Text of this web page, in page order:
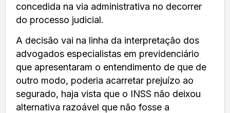
concedida na via administrativa no decorrer
do processo judicial.
A decisão vai na linha da interpretação dos
advogados especialistas em previdenciário
que apresentaram o entendimento de que de
outro modo, poderia acarretar prejuízo ao
segurado, haja vista que o INSS não deixou
alternativa razoável que não fosse a